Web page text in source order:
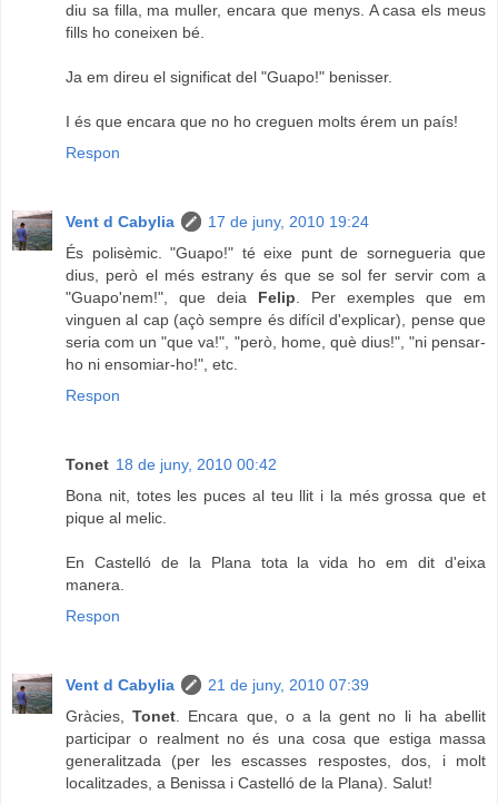
diu sa filla, ma muller, encara que menys. A casa els meus
fills ho coneixen bé.
Ja em direu el significat del "Guapo!" benisser.
I és que encara que no ho creguen molts érem un país!
Respon
Vent d Cabylia
17 de juny, 2010 19:24
És polisèmic. "Guapo!" té eixe punt de sornegueria que
dius, però el més estrany és que se sol fer servir com a
"Guapo'nem!", que deia Felip. Per exemples que em
vinguen al cap (açò sempre és difícil d'explicar), pense que
seria com un "que va!", "però, home, què dius!", "ni pensar-
ho ni ensomiar-ho!", etc.
Respon
Tonet 18 de juny, 2010 00:42
Bona nit, totes les puces al teu llit i la més grossa que et
pique al melic.
En Castelló de la Plana tota la vida ho em dit d'eixa
manera.
Respon
Vent d Cabylia
21 de juny, 2010 07:39
Gràcies,Tonet. Encara que, o a la gent no li ha abellit
participar o realment no és una cosa que estiga massa
generalitzada (per les escasses respostes, dos, i molt
localitzades, a Benissa i Castelló de la Plana). Salut!